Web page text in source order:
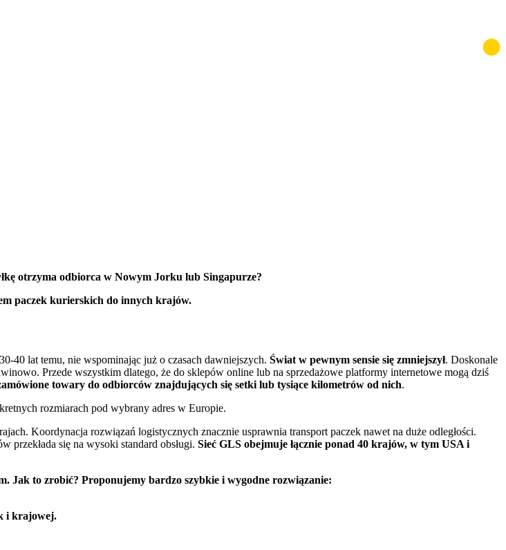
otrzyma odbiorca w Nowym Jorku lub Singapurze?
paczek kurierskich do innych krajów.
40 lat temu, nie wspominając już o czasach dawniejszych. Świat w pewnym sensie się zmniejszył. Doskonale
Przede wszystkim dlatego, że do sklepów online lub na sprzedażowe platformy internetowe mogą dziś
towary do odbiorców znajdujących się setki lub tysiące kilometrów od nich.
rozmiarach pod wybrany adres w Europie.
Koordynacja rozwiązań logistycznych znacznie usprawnia transport paczek nawet na duże odległości.
przekłada się na wysoki standard obsługi. Sieć GLS obejmuje łącznie ponad 40 krajów, w tym USA i
Jak to zrobić? Proponujemy bardzo szybkie i wygodne rozwiązanie:
i krajowej.